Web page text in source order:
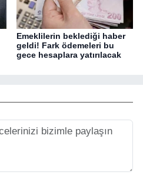
Emeklilerin beklediği haber
geldi! Fark ödemeleri bu
gece hesaplara yatırılacak